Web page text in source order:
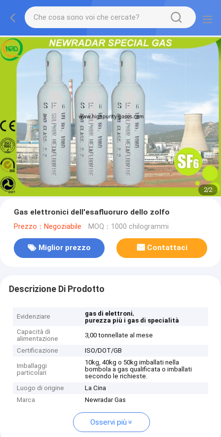
2/2
Gas elettronici dell'esafluoruro dello zolfo
Prezzo：Negoziabile MOQ：1000 chilogrammi
Miglior prezzo Contattaci
Descrizione Di Prodotto
Evidenziare gas di elettroni,
purezza più i gas di specialità
Capacità di
alimentazione
3,00 tonnellate al mese
Certificazione ISO/DOT/GB
Imballaggi
particolari
10kg, 40kg o 50kg imballati nella
bombola a gas qualificata o imballati
secondo le richieste.
Luogo di origine
La Cina
Marca
Newradar Gas
Osservi più